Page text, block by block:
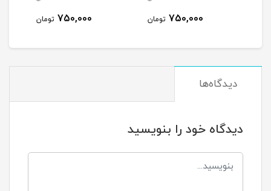
750,000 تومان 750,000 تومان
دیدگاه‌ها
دیدگاه خود را بنویسید